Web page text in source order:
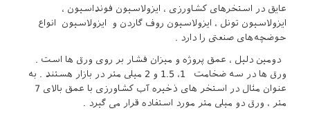
عایق در استخرهای کشاورزی ، ایزولاسیون فونداسیون ،
ایزولاسیون تونل ، ایزولاسیون روف گاردن و ایزولاسیون انواع
حوضچه‌های صنعتی را دارد .
دومین دلیل ، عمق پروژه و میزان فشار بر روی ورق ها است .
ورق ها در سه ضخامت 1، 1.5 و 2 میلی متر در بازار هستند . به
عنوان مثال در استخر های ذخیره آب کشاورزی با عمق بالای 7
متر ، ورق دو میلی متر مورد استفاده قرار می گیرد .